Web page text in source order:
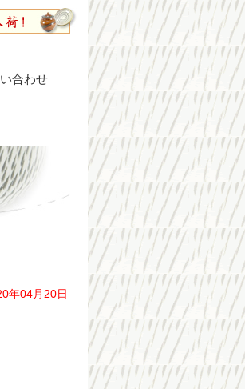
合わせ
年04月20日